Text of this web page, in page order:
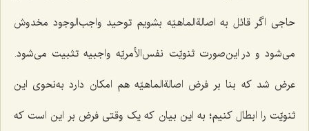
حاجی اگر قائل به اصالةالماهیّه بشویم توحید واجب‌الوجود مخدوش
می‌شود و در این‌صورت ثنویّت نفس‌الأمریّه واجبیه تثبیت می‌شود.
عرض شد که بنا بر فرض اصالةالماهیّه هم امکان دارد به‌نحوی این
ثنویّت را ابطال کنیم؛ به این بیان که یک وقتی فرض بر این است که